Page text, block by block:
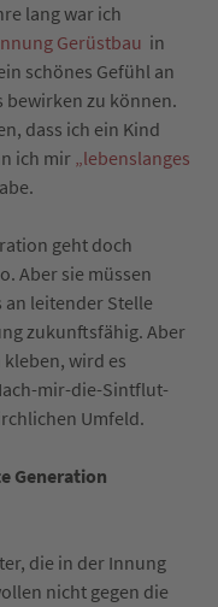
lang war ich
Gerüstbau in
schönes Gefühl an
bewirken zu können.
dass ich ein Kind
ich mir „lebenslanges
geht doch
Aber sie müssen
leitender Stelle
zukunftsfähig. Aber
wird es
mir-die-Sintflut-
Umfeld.
Generation
die in der Innung
nicht gegen die